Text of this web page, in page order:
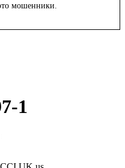
мошенники.
1